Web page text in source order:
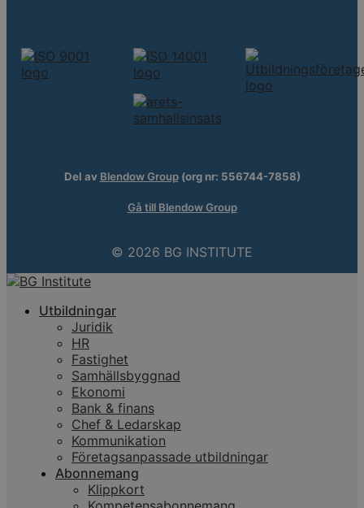
Del av Blendow Group(org nr: 556744-7858)
Gå till Blendow Group
© 2026 BG INSTITUTE
Utbildningar
Juridik
HR
Fastighet
Samhällsbyggnad
Ekonomi
Bank & finans
Chef & Ledarskap
Kommunikation
Företagsanpassade utbildningar
Abonnemang
Klippkort